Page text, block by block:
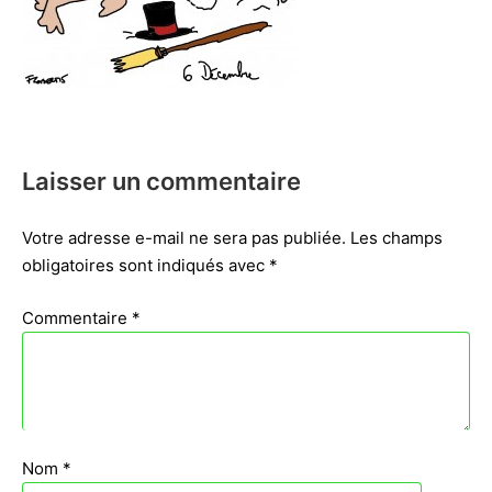
Laisser un commentaire
Votre adresse e-mail ne sera pas publiée. Les champs
obligatoires sont indiqués avec *
Commentaire *
Nom *